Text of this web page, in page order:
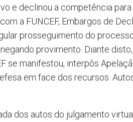
e declinou a competência
a FUNCEF, Embargos de
prosseguimento do
provimento. Diante
se manifestou, interpôs
em face dos recursos.
dos autos do julgamento